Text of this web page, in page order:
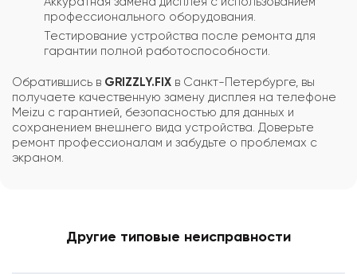
профессионального оборудования.
Тестирование устройства после ремонта для
гарантии полной работоспособности.
Обратившись в GRIZZLY.FIX в Санкт-Петербурге, вы
получаете качественную замену дисплея на телефоне
Meizu с гарантией, безопасностью для данных и
сохранением внешнего вида устройства. Доверьте
ремонт профессионалам и забудьте о проблемах с
экраном.
Другие типовые неисправности